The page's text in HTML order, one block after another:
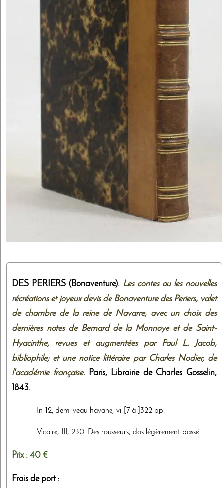
DES PERIERS (Bonaventure). Les contes ou les nouvelles
récréations et joyeux devis de Bonaventure des Periers, valet
de chambre de la reine de Navarre, avec un choix des
dernières notes de Bernard de la Monnoye et de Saint-
Hyacinthe, revues et augmentées par Paul L. Jacob,
bibliophile; et une notice littéraire par Charles Nodier, de
l'académie française. Paris, Librairie de Charles Gosselin,
1843.
In-12, demi veau havane, vi-[7 à ]322 pp.
Vicaire, III, 230. Des rousseurs, dos légèrement passé.
Prix : 40 €
Frais de port :